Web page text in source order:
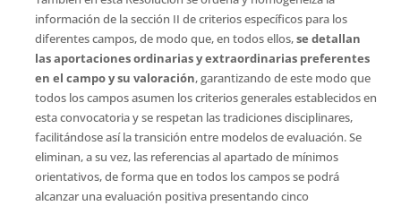
información de la sección II de criterios específicos para los
diferentes campos, de modo que, en todos ellos,se detallan
las aportaciones ordinarias y extraordinarias preferentes
en el campo y su valoración, garantizando de este modo que
todos los campos asumen los criterios generales establecidos en
esta convocatoria y se respetan las tradiciones disciplinares,
facilitándose así la transición entre modelos de evaluación. Se
eliminan, a su vez, las referencias al apartado de mínimos
orientativos, de forma que en todos los campos se podrá
alcanzar una evaluación positiva presentando cinco